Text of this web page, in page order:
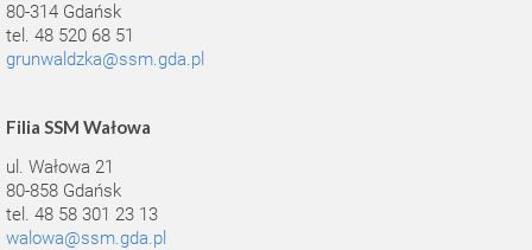
80-314 Gdańsk
tel. 48 520 68 51
grunwaldzka@ssm.gda.pl
Filia SSM Wałowa
ul. Wałowa 21
80-858 Gdańsk
tel. 48 58 301 23 13
walowa@ssm.gda.pl